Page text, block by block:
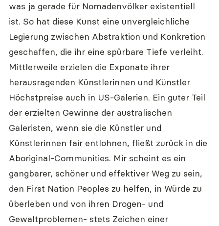
was ja gerade für Nomadenvölker existentiell
ist. So hat diese Kunst eine unvergleichliche
Legierung zwischen Abstraktion und Konkretion
geschaffen, die ihr eine spürbare Tiefe verleiht.
Mittlerweile erzielen die Exponate ihrer
herausragenden Künstlerinnen und Künstler
Höchstpreise auch in US-Galerien. Ein guter Teil
der erzielten Gewinne der australischen
Galeristen, wenn sie die Künstler und
Künstlerinnen fair entlohnen, fließt zurück in die
Aboriginal-Communities. Mir scheint es ein
gangbarer, schöner und effektiver Weg zu sein,
den First Nation Peoples zu helfen, in Würde zu
überleben und von ihren Drogen- und
Gewaltproblemen- stets Zeichen einer